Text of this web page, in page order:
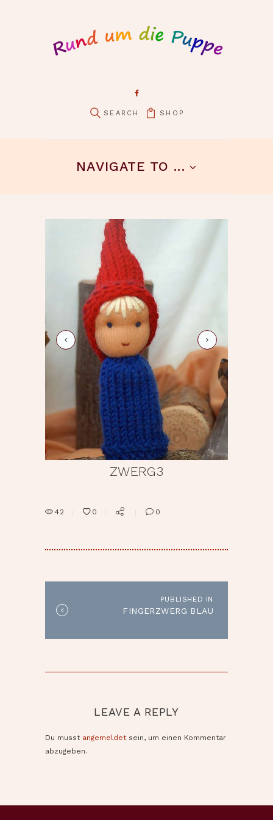
SHOP
NAVIGATE TO ...
zwerg4
ZWERG3
42 0 0
PUBLISHED IN
post:
FINGERZWERG BLAU
LEAVE A REPLY
Du musst angemeldetsein, um einen Kommentar
abzugeben.